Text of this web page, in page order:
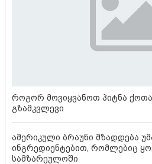
როგორ მოვიყვანოთ პიტნა
გზამკვლევი
ამერიკული ბრაუნი მზადდება
ინგრედიენტებით, რომლებიც
სამზარეულოში